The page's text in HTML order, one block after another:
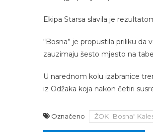
Ekipa Starsa slavila je
“Bosna” je propustila priliku
zauzimaju šesto mjesto na
U narednom kolu izabranice
iz Odžaka koja nakon četiri
Označeno ŽOK "Bosna"